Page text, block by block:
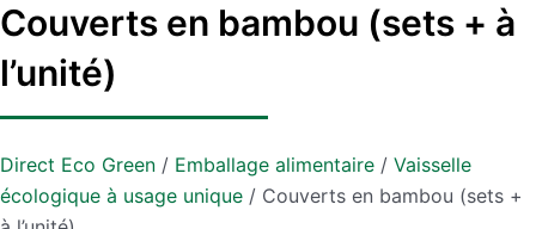
Couverts en bambou (sets + à
l’unité)
Direct Eco Green / Emballage alimentaire / Vaisselle
écologique à usage unique / Couverts en bambou (sets +